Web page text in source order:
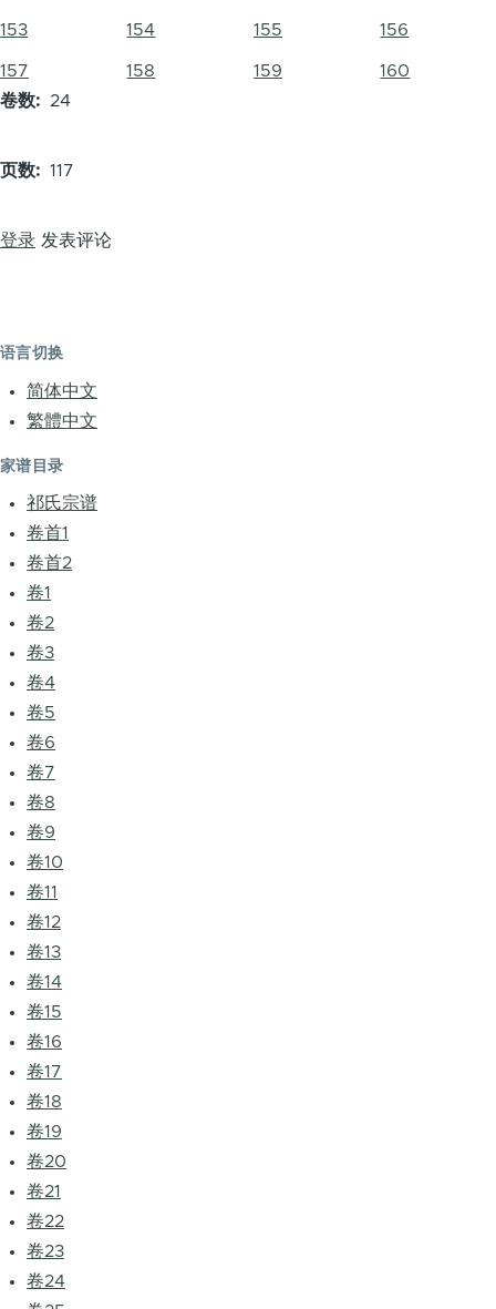
153 154 155 156
157 158 159
160
卷数
24
页数 117
登录 发表评论
语言切换
简体中文
繁體中文
家谱目录
祁氏宗谱
卷首1
卷首2
卷1
卷2
卷3
卷4
卷5
卷6
卷7
卷8
卷9
卷10
卷11
卷12
卷13
卷14
卷15
卷16
卷17
卷18
卷19
卷20
卷21
卷22
卷23
卷24